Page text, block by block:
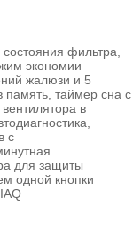
фильтра,
экономии
жалюзи и 5
память, таймер сна с
в
с
для защиты
одной кнопки